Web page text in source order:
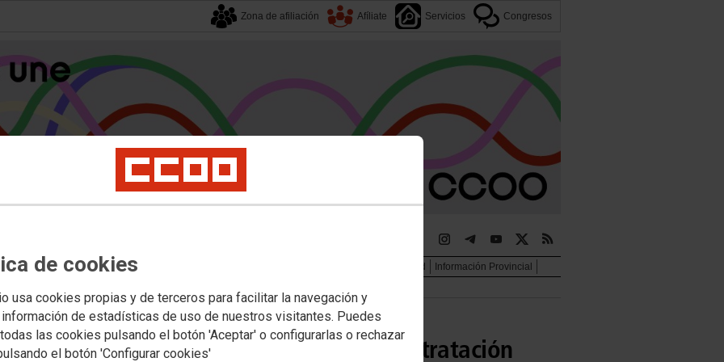
de cookies
usa cookies propias y de terceros para facilitar la navegación y
de estadísticas de uso de nuestros visitantes. Puedes
las cookies pulsando el botón 'Aceptar' o configurarlas o rechazar
el botón 'Configurar cookies'
Zona de afiliación Afíliate Servicios Congresos
Universidad Privada Política Educativa
Información Provincial
Olavide: bases reguladoras para la contratación